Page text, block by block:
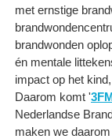
met ernstige
brandwonden
én mentale
impact op het
Daarom komt '
Nederlandse
maken we